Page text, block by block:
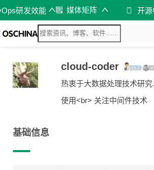
研发效能 媒体矩阵 开
cloud-coder
热衷于大数据处理技术研究
使用<br> 关注中间件技术
基础信息